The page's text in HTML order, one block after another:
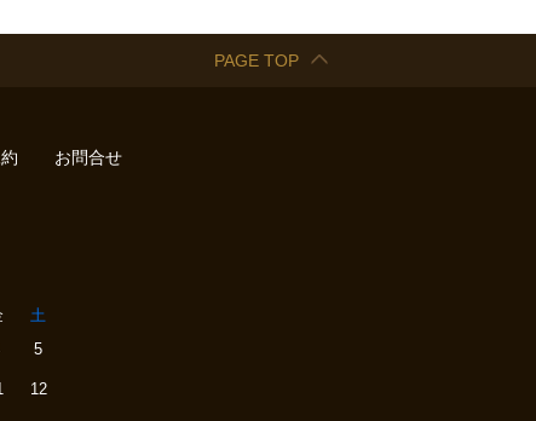
PAGE TOP
お問合せ
土
5
12